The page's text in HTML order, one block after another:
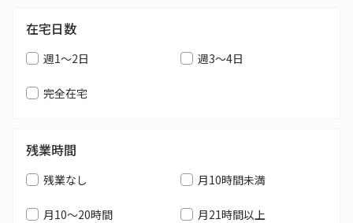
在宅日数
週1～2日 週3～4日
完全在宅
残業時間
残業なし 月10時間未満
月10～20時間 月21時間以上